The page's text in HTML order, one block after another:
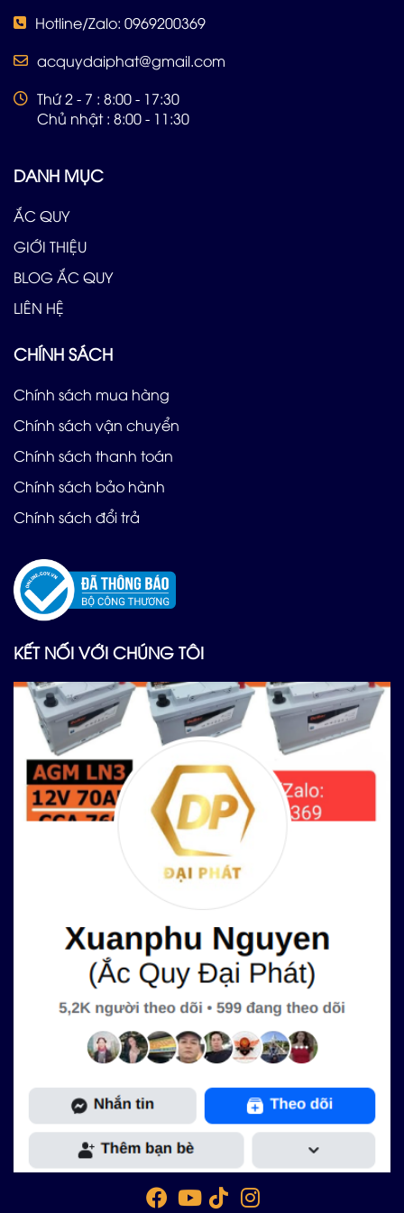
Hotline/Zalo: 0969200369
acquydaiphat@gmail.com
Thứ 2 - 7 : 8:00 - 17:30
Chủ nhật : 8:00 - 11:30
DANH MỤC
ẮC QUY
GIỚI THIỆU
BLOG ẮC QUY
LIÊN HỆ
CHÍNH SÁCH
Chính sách mua hàng
Chính sách vận chuyển
Chính sách thanh toán
Chính sách bảo hành
Chính sách đổi trả
KẾT NỐI VỚI CHÚNG TÔI